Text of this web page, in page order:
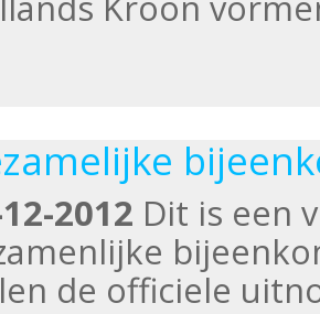
2012 Dit is een
de officiele